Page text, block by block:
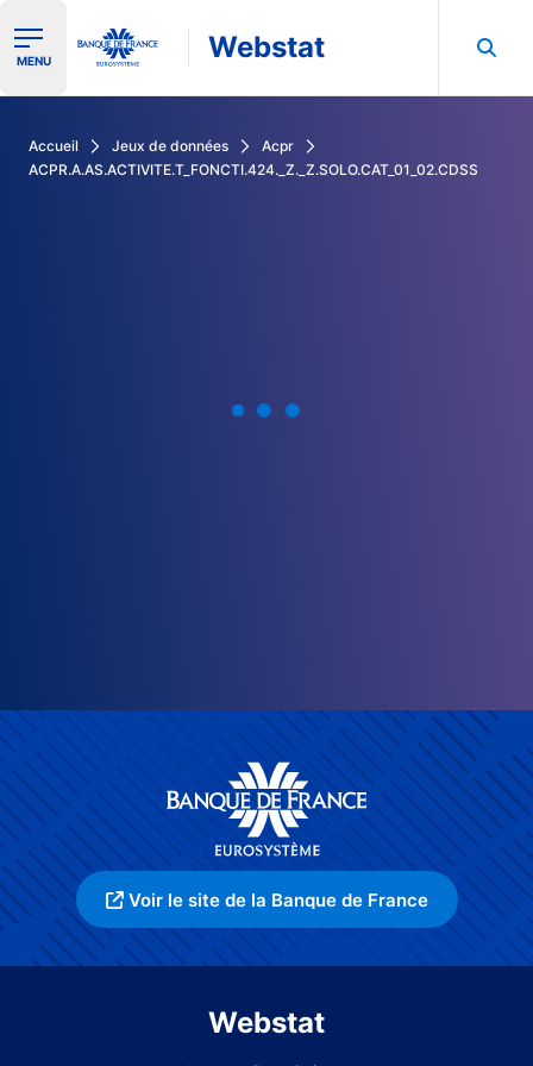
Ouvrir le menu de navigation
MENU Webstat
Accueil Jeux de données
Acpr
ACPR.A.AS.ACTIVITE.T_FONCTI.424._Z._Z.SOLO.CAT_01_02.CDSS
Voir le site de la Banque de France
Webstat